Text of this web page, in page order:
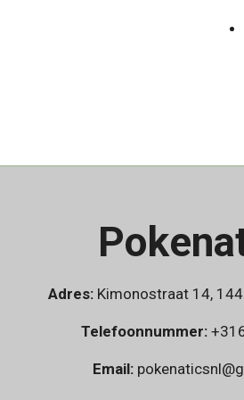
Adres:Kimonostraat 14,
Telefoonnummer:
Email: